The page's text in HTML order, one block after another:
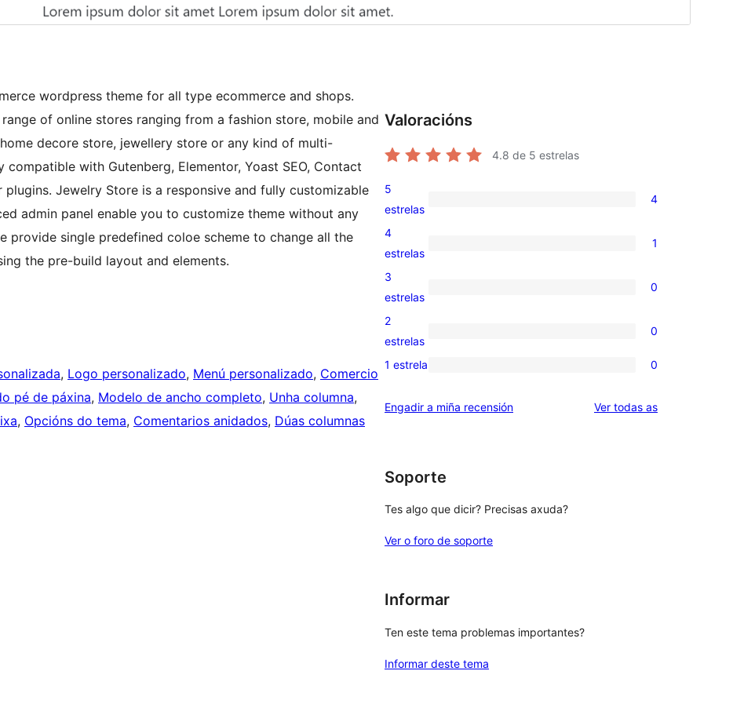
wordpress theme for all type ecommerce and shops.
of online stores ranging from a fashion store, mobile and
decore store, jewellery store or any kind of multi-
with Gutenberg, Elementor, Yoast SEO, Contact
plugins. Jewelry Store is a responsive and fully customizable
admin panel enable you to customize theme without any
provide single predefined coloe scheme to change all the
the pre-build layout and elements.
, Logo personalizado, Menú personalizado, Comercio
pé de páxina, Modelo de ancho completo, Unha columna
, Opcións do tema, Comentarios anidados, Dúas columnas
Valoracións
4.8 de 5 estrelas
4
valoracións
de
5
estrelas
4
1
valoración
de
4
estrelas
1
0
valoracións
de
3
estrelas
0
0
valoracións
2
2
estrelas
0
0
de
1 estrela 0
Engadir a miña recensión Ver todas asvaloracións
Soporte
Tes algo que dicir? Precisas axuda?
Ver o foro de soporte
Informar
Ten este tema problemas importantes?
Informar deste tema